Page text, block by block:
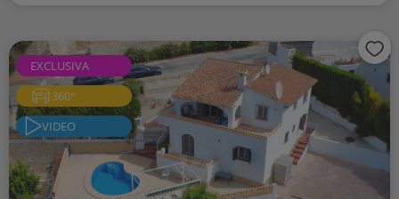
EXCLUSIVA
360°
VIDEO